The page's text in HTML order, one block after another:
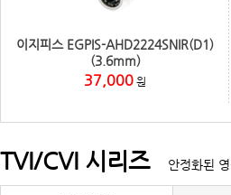
이지피스 EGPIS-AHD2224SNIR(D1)
(3.6mm)
37,000 원
TVI/CVI 시리즈 안정화된